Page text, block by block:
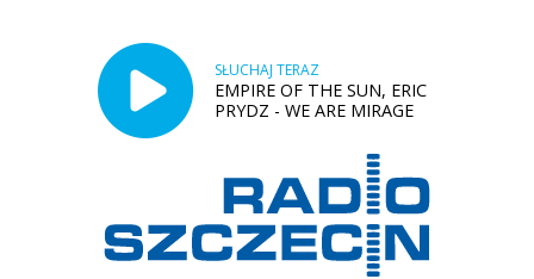
SŁUCHAJ TERAZ
EMPIRE OF THE SUN, ERIC
PRYDZ - WE ARE MIRAGE